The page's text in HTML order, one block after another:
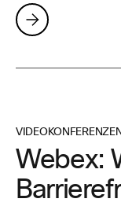
VIDEOKONFERENZEN
Webex: